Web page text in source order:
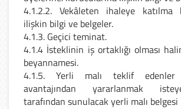
4.1.2.2. Vekâleten ihaleye katılma
ilişkin bilgi ve belgeler.
4.1.3. Geçici teminat.
4.1.4 İsteklinin iş ortaklığı olması
beyannamesi.
4.1.5. Yerli malı teklif
avantajından yararlanmak
tarafından sunulacak yerli malı belgesi